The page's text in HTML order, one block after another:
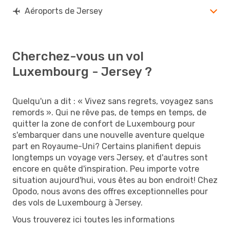
Aéroports de Jersey
Cherchez-vous un vol
Luxembourg - Jersey ?
Quelqu'un a dit : « Vivez sans regrets, voyagez sans
remords ». Qui ne rêve pas, de temps en temps, de
quitter la zone de confort de Luxembourg pour
s'embarquer dans une nouvelle aventure quelque
part en Royaume-Uni? Certains planifient depuis
longtemps un voyage vers Jersey, et d'autres sont
encore en quête d'inspiration. Peu importe votre
situation aujourd'hui, vous êtes au bon endroit! Chez
Opodo, nous avons des offres exceptionnelles pour
des vols de Luxembourg à Jersey.
Vous trouverez ici toutes les informations